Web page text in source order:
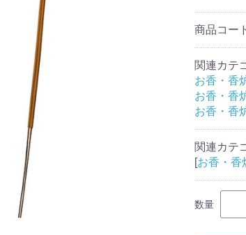
商品コー
関連カテ
お香・香
お香・香
お香・香
関連カテ
[お香・香
数量